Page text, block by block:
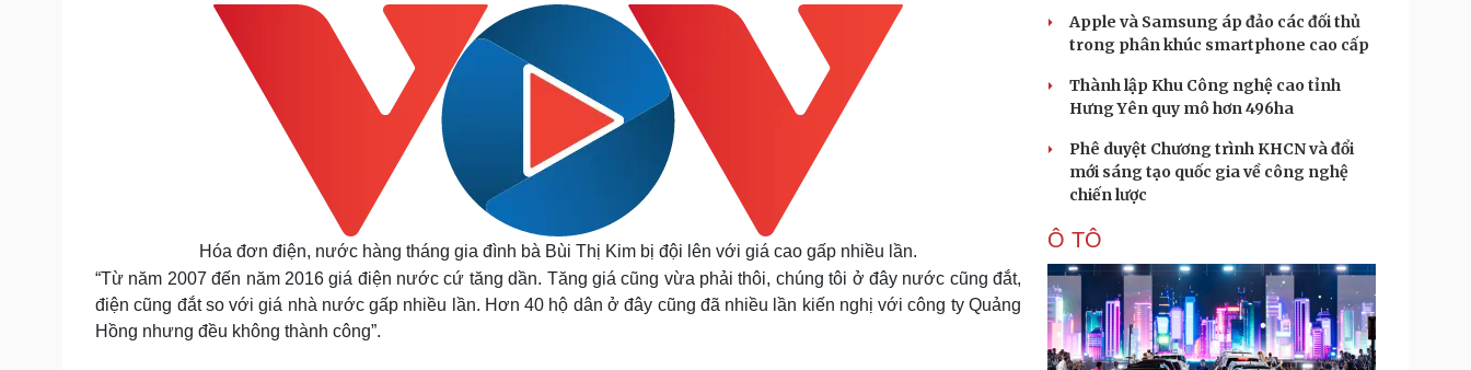
Làm đẹp - giảm cân
Hạt giống tâm hồn
Hóa đơn điện, nước hàng tháng gia đình bà Bùi Thị Kim bị đội lên với giá cao gấp nhiều lần.
“Từ năm 2007 đến năm 2016 giá điện nước cứ tăng dần. Tăng giá cũng vừa phải thôi, chúng tôi ở đây nước cũng đắt,
điện cũng đắt so với giá nhà nước gấp nhiều lần. Hơn 40 hộ dân ở đây cũng đã nhiều lần kiến nghị với công ty Quảng
Hồng nhưng đều không thành công”.
Apple và Samsung áp đảo các đối thủ
trong phân khúc smartphone cao cấp
Thành lập Khu Công nghệ cao tỉnh
Hưng Yên quy mô hơn 496ha
Phê duyệt Chương trình KHCN và đổi
mới sáng tạo quốc gia về công nghệ
chiến lược
Ô TÔ